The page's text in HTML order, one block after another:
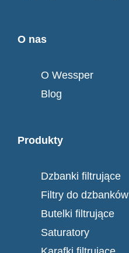
O nas
O Wessper
Blog
Produkty
Dzbanki filtrujące
Filtry do dzbanków
Butelki filtrujące
Saturatory